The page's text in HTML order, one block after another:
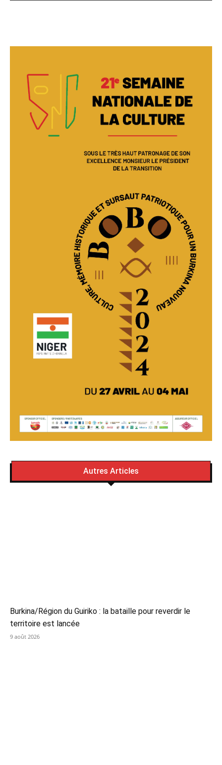
Autres Articles
Burkina/Région du Guiriko : la bataille pour reverdir le
territoire est lancée
9 août 2026